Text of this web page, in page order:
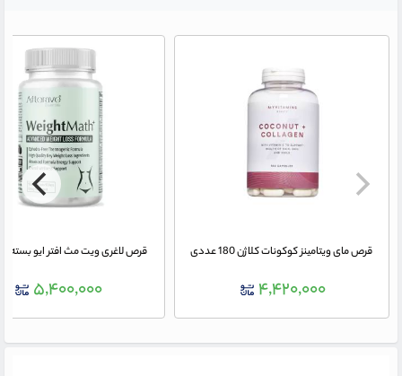
قرص مای ویتامینز کوکونات کلاژن 180 عددی
۴,۴۲۰,۰۰۰
قرص لاغری ویت مث افتر ایو بسته 90 عددی
۵,۴۰۰,۰۰۰